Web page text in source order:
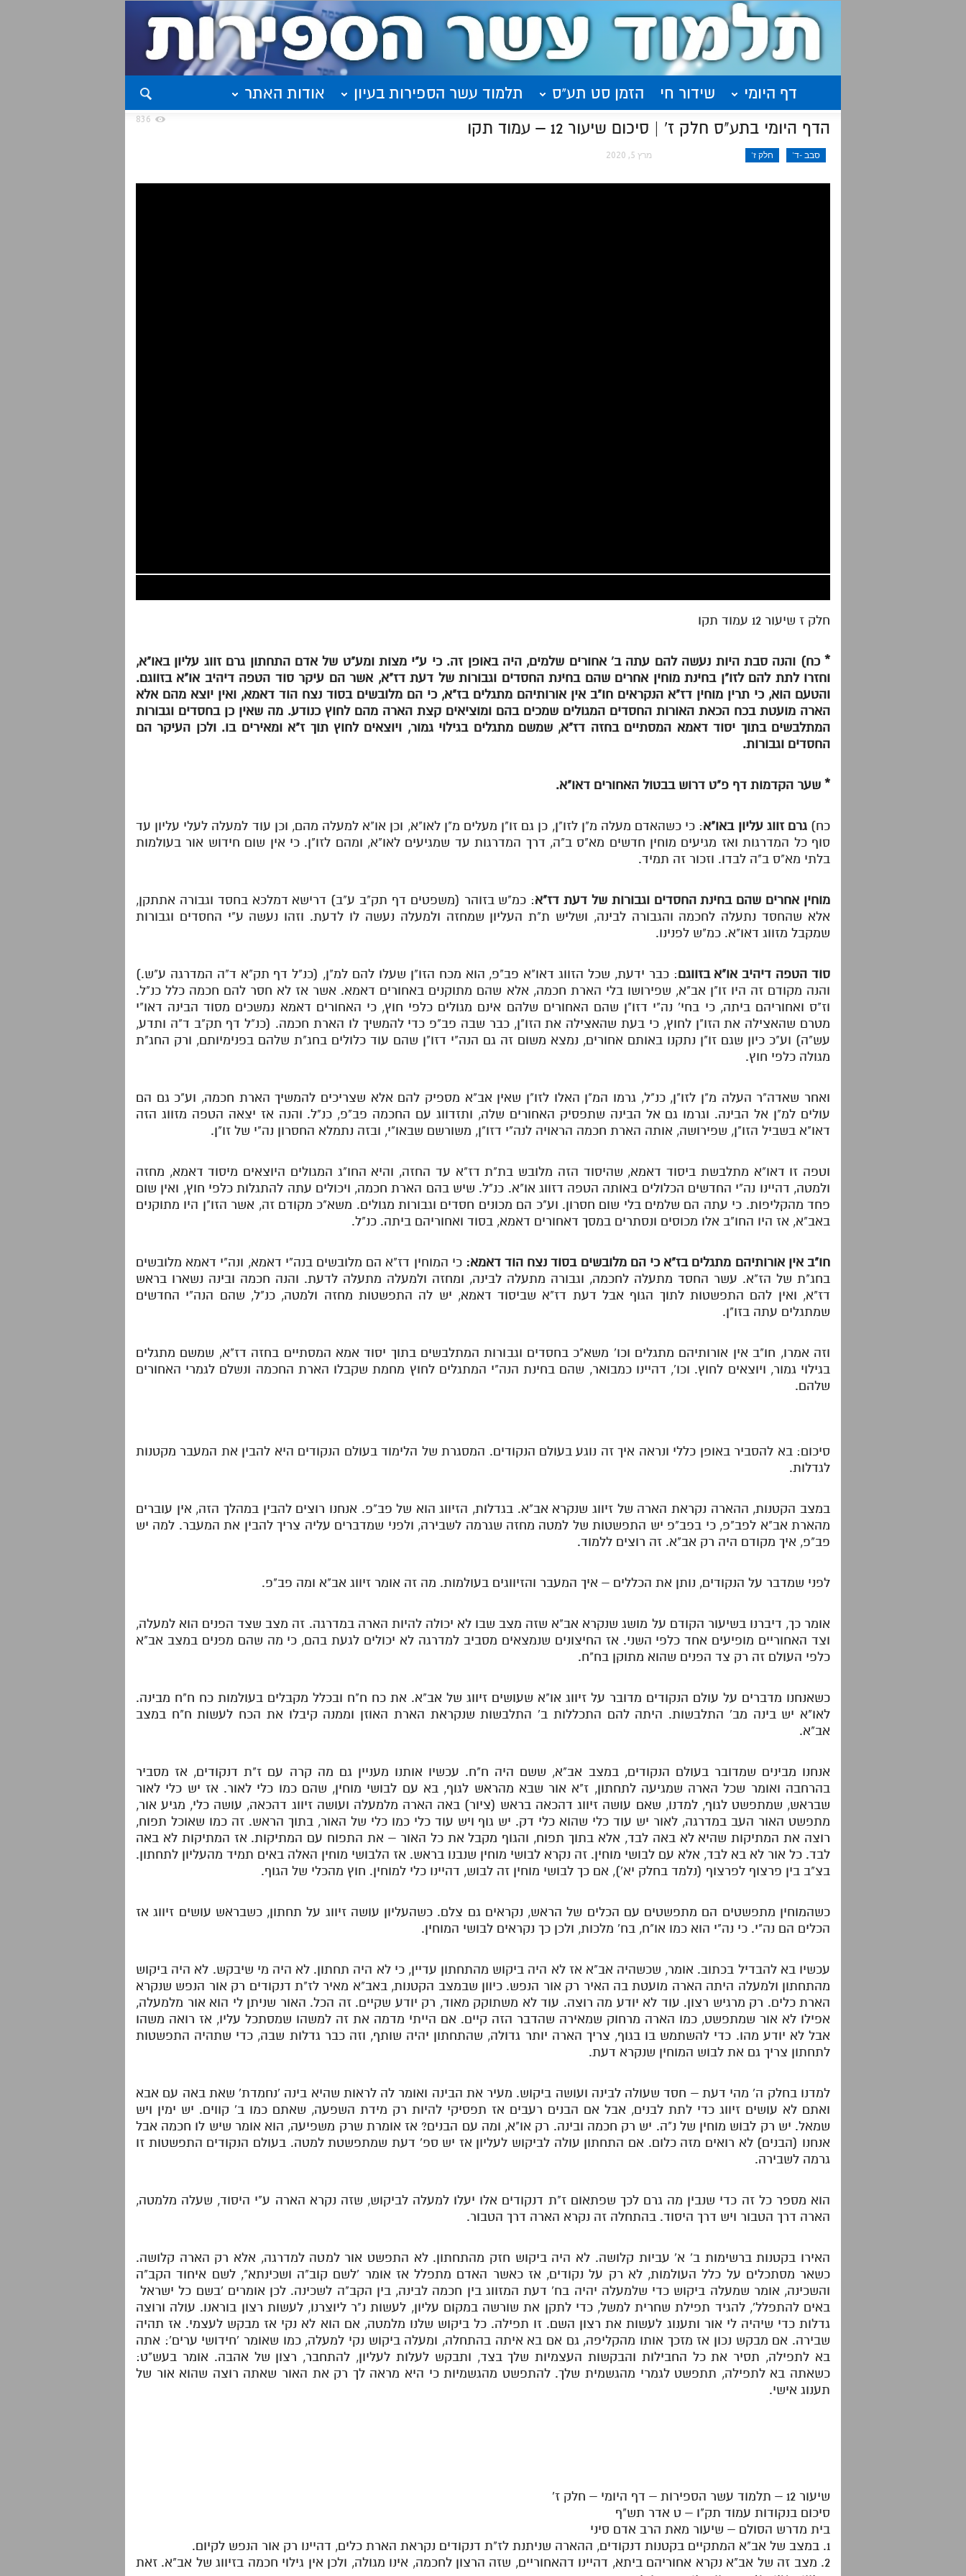
דף היומי שידור חי הזמן סט תע"ס תלמוד עשר הספירות בעיון אודות האתר
הדף היומי בתע"ס חלק ז' | סיכום שיעור 12 – עמוד תקו
סבב -ד' חלק ז' מרץ 5, 2020
836
חלק ז שיעור 12 עמוד תקו
* כח) והנה סבת היות נעשה להם עתה ב' אחורים שלמים, היה באופן זה. כי ע"י מצות ומע"ט של אדם התחתון גרם זווג עליון באו"א,
וחזרו לתת להם לזו"ן בחינת מוחין אחרים שהם בחינת החסדים וגבורות של דעת דז"א, אשר הם עיקר סוד הטפה דיהיב או"א בזווגם.
והטעם הוא, כי תרין מוחין דז"א הנקראים חו"ב אין אורותיהם מתגלים בז"א, כי הם מלובשים בסוד נצח הוד דאמא, ואין יוצא מהם אלא
הארה מועטת בכח הכאת האורות החסדים המגולים שמכים בהם ומוציאים קצת הארה מהם לחוץ כנודע. מה שאין כן בחסדים וגבורות
המתלבשים בתוך יסוד דאמא המסתיים בחזה דז"א, שמשם מתגלים בגילוי גמור, ויוצאים לחוץ תוך ז"א ומאירים בו. ולכן העיקר הם
החסדים וגבורות.
* שער הקדמות דף פ"ט דרוש בבטול האחורים דאו"א.
כח)גרם זווג עליון באו"א: כי כשהאדם מעלה מ"ן לזו"ן, כן גם זו"ן מעלים מ"ן לאו"א, וכן או"א למעלה מהם, וכן עוד למעלה לעלי עליון עד
סוף כל המדרגות ואז מגיעים מוחין חדשים מא"ס ב"ה, דרך המדרגות עד שמגיעים לאו"א, ומהם לזו"ן. כי אין שום חידוש אור בעולמות
בלתי מא"ס ב"ה לבדו. וזכור זה תמיד.
מוחין אחרים שהם בחינת החסדים וגבורות של דעת דז"א: כמ"ש בזוהר (משפטים דף תק"ב ע"ב) דרישא דמלכא בחסד וגבורה אתתקן,
אלא שהחסד נתעלה לחכמה והגבורה לבינה, ושליש ת"ת העליון שמחזה ולמעלה נעשה לו לדעת. וזהו נעשה ע"י החסדים וגבורות
שמקבל מזווג דאו"א. כמ"ש לפנינו.
סוד הטפה דיהיב או"א בזווגם: כבר ידעת, שכל הזווג דאו"א פב"פ, הוא מכח הזו"ן שעלו להם למ"ן, (כנ"ל דף תק"א ד"ה המדרגה ע"ש.)
והנה מקודם זה היו זו"ן אב"א, שפירושו בלי הארת חכמה, אלא שהם מתוקנים באחורים דאמא. אשר אז לא חסר להם חכמה כלל כנ"ל.
וז"ס ואחוריהם ביתה, כי בחי' נה"י דזו"ן שהם האחורים שלהם אינם מגולים כלפי חוץ, כי האחורים דאמא נמשכים מסוד הבינה דאו"י
מטרם שהאצילה את הזו"ן לחוץ, כי בעת שהאצילה את הזו"ן, כבר שבה פב"פ כדי להמשיך לו הארת חכמה. (כנ"ל דף תק"ב ד"ה ותדע,
עש"ה) וע"כ כיון שגם זו"ן נתקנו באותם אחורים, נמצא משום זה גם הנה"י דזו"ן שהם עוד כלולים בחג"ת שלהם בפנימיותם, ורק החג"ת
מגולה כלפי חוץ.
ואחר שאדה"ר העלה מ"ן לזו"ן, כנ"ל, גרמו המ"ן האלו לזו"ן שאין אב"א מספיק להם אלא שצריכים להמשיך הארת חכמה, וע"כ גם הם
עולים למ"ן אל הבינה. וגרמו גם אל הבינה שתפסיק האחורים שלה, ותזדווג עם החכמה פב"פ, כנ"ל. והנה אז יצאה הטפה מזווג הזה
דאו"א בשביל הזו"ן, שפירושה, אותה הארת חכמה הראויה לנה"י דזו"ן, משורשם שבאו"י, ובזה נתמלא החסרון נה"י של זו"ן.
וטפה זו דאו"א מתלבשת ביסוד דאמא, שהיסוד הזה מלובש בת"ת דז"א עד החזה, והיא החו"ג המגולים היוצאים מיסוד דאמא, מחזה
ולמטה, דהיינו נה"י החדשים הכלולים באותה הטפה דזווג או"א. כנ"ל. שיש בהם הארת חכמה, ויכולים עתה להתגלות כלפי חוץ, ואין שום
פחד מהקליפות. כי עתה הם שלמים בלי שום חסרון. וע"כ הם מכונים חסדים וגבורות מגולים. משא"כ מקודם זה, אשר הזו"ן היו מתוקנים
באב"א, אז היו החו"ב אלו מכוסים ונסתרים במסך דאחורים דאמא, בסוד ואחוריהם ביתה. כנ"ל.
חו"ב אין אורותיהם מתגלים בז"א כי הם מלובשים בסוד נצח הוד דאמא: כי המוחין דז"א הם מלובשים בנה"י דאמא, ונה"י דאמא מלובשים
בחג"ת של הז"א. עשר החסד מתעלה לחכמה, וגבורה מתעלה לבינה, ומחזה ולמעלה מתעלה לדעת. והנה חכמה ובינה נשארו בראש
דז"א, ואין להם התפשטות לתוך הגוף אבל דעת דז"א שביסוד דאמא, יש לה התפשטות מחזה ולמטה, כנ"ל, שהם הנה"י החדשים
שמתגלים עתה בזו"ן.
וזה אמרו, חו"ב אין אורותיהם מתגלים וכו' משא"כ בחסדים וגבורות המתלבשים בתוך יסוד אמא המסתיים בחזה דז"א, שמשם מתגלים
בגילוי גמור, ויוצאים לחוץ. וכו', דהיינו כמבואר, שהם בחינת הנה"י המתגלים לחוץ מחמת שקבלו הארת החכמה ונשלם לגמרי האחורים
שלהם.
סיכום: בא להסביר באופן כללי ונראה איך זה נוגע בעולם הנקודים. המסגרת של הלימוד בעולם הנקודים היא להבין את המעבר מקטנות
לגדלות.
במצב הקטנות, ההארה נקראת הארה של זיווג שנקרא אב"א. בגדלות, הזיווג הוא של פב"פ. אנחנו רוצים להבין במהלך הזה, אין עוברים
מהארת אב"א לפב"פ, כי בפב"פ יש התפשטות של למטה מחזה שגרמה לשבירה, ולפני שמדברים עליה צריך להבין את המעבר. למה יש
פב"פ, איך מקודם היה רק אב"א. זה רוצים ללמוד.
לפני שמדבר על הנקודים, נותן את הכללים – איך המעבר והזיווגים בעולמות. מה זה אומר זיווג אב"א ומה פב"פ.
אומר כך, דיברנו בשיעור הקודם על מושג שנקרא אב"א שזה מצב שבו לא יכולה להיות הארה במדרגה. זה מצב שצד הפנים הוא למעלה,
וצד האחוריים מופיעים אחד כלפי השני. אז החיצונים שנמצאים מסביב למדרגה לא יכולים לגעת בהם, כי מה שהם מפנים במצב אב"א
כלפי העולם זה רק צד הפנים שהוא מתוקן בח"ח.
כשאנחנו מדברים על עולם הנקודים מדובר על זיווג או"א שעושים זיווג של אב"א. את כח ח"ח ובכלל מקבלים בעולמות כח ח"ח מבינה.
לאו"א יש בינה מב' התלבשות. היתה להם התכללות ב' התלבשות שנקראת הארת האוזן וממנה קיבלו את הכח לעשות ח"ח במצב
אב"א.
אנחנו מבינים שמדובר בעולם הנקודים, במצב אב"א, ששם היה ח"ח. עכשיו אותנו מעניין גם מה קרה עם ז"ת דנקודים, אז מסביר
בהרחבה ואומר שכל הארה שמגיעה לתחתון, ז"א אור שבא מהראש לגוף, בא עם לבושי מוחין, שהם כמו כלי לאור. אז יש כלי לאור
שבראש, שמתפשט לגוף, למדנו, שאם עושה זיווג דהכאה בראש (ציור) באה הארה מלמעלה ועושה זיווג דהכאה, עושה כלי, מגיע אור,
מתפשט האור העב במדרגה, לאור יש עוד כלי שהוא כלי דק. יש גוף ויש עוד כלי כמו כלי של האור, בתוך הראש. זה כמו שאוכל תפוח,
רוצה את המתיקות שהיא לא באה לבד, אלא בתוך תפוח, והגוף מקבל את כל האור – את התפוח עם המתיקות. אז המתיקות לא באה
לבד. כל אור לא בא לבד, אלא עם לבושי מוחין. זה נקרא לבושי מוחין שנבנו בראש. אז הלבושי מוחין האלה באים תמיד מהעליון לתחתון.
בצ"ב בין פרצוף לפרצוף (נלמד בחלק יא'), אם כך לבושי מוחין זה לבוש, דהיינו כלי למוחין. חוץ מהכלי של הגוף.
כשהמוחין מתפשטים הם מתפשטים עם הכלים של הראש, נקראים גם צלם. כשהעליון עושה זיווג על תחתון, כשבראש עושים זיווג אז
הכלים הם נה"י. כי נה"י הוא כמו או"ח, בח' מלכות, ולכן כך נקראים לבושי המוחין.
עכשיו בא להבדיל בכתוב. אומר, שכשהיה אב"א אז לא היה ביקוש מהתחתון עדיין, כי לא היה תחתון. לא היה מי שיבקש. לא היה ביקוש
מהתחתון ולמעלה היתה הארה מועטת בה האיר רק אור הנפש. כיוון שבמצב הקטנות, באב"א מאיר לז"ת דנקודים רק אור הנפש שנקרא
הארת כלים. רק מרגיש רצון. עוד לא יודע מה רוצה. עוד לא משתוקק מאוד, רק יודע שקיים. זה הכל. האור שניתן לי הוא אור מלמעלה,
אפילו לא אור שמתפשט, כמו הארה מרחוק שמאירה שהדבר הזה קיים. אם הייתי מדמה את זה למשהו שמסתכל עליו, אז רואה משהו
אבל לא יודע מהו. כדי להשתמש בו בגוף, צריך הארה יותר גדולה, שהתחתון יהיה שותף, וזה כבר גדלות שבה, כדי שתהיה התפשטות
לתחתון צריך גם את לבוש המוחין שנקרא דעת.
למדנו בחלק ה' מהי דעת – חסד שעולה לבינה ועושה ביקוש. מעיר את הבינה ואומר לה לראות שהיא בינה 'נחמדת' שאת באה עם אבא
ואתם לא עושים זיווג כדי לתת לבנים, אבל אם הבנים רעבים אז תפסיקי להיות רק מידת השפעה, שאתם כמו ב' קווים. יש ימין ויש
שמאל. יש רק לבוש מוחין של נ"ה. יש רק חכמה ובינה. רק או"א, ומה עם הבנים? אז אומרת שרק משפיעה, הוא אומר שיש לו חכמה אבל
אנחנו (הבנים) לא רואים מזה כלום. אם התחתון עולה לביקוש לעליון אז יש ספ' דעת שמתפשטת למטה. בעולם הנקודים התפשטות זו
גרמה לשבירה.
הוא מספר כל זה כדי שנבין מה גרם לכך שפתאום ז"ת דנקודים אלו יעלו למעלה לביקוש, שזה נקרא הארה ע"י היסוד, שעלה מלמטה,
הארה דרך הטבור ויש דרך היסוד. בהתחלה זה נקרא הארה דרך הטבור.
האירו בקטנות ברשימות ב' א' עביות קלושה. לא היה ביקוש חזק מהתחתון. לא התפשט אור למטה למדרגה, אלא רק הארה קלושה.
כשאר מסתכלים על כלל העולמות, לא רק על נקודים, אז כאשר האדם מתפלל אז אומר 'לשם קוב"ה ושכינתא", לשם איחוד הקב"ה
והשכינה, אומר שמעלה ביקוש כדי שלמעלה יהיה בח' דעת המזווג בין חכמה לבינה, בין הקב"ה לשכינה. לכן אומרים 'בשם כל ישראל
באים להתפלל', להגיד תפילת שחרית למשל, כדי לתקן את שורשה במקום עליון, לעשות נ"ר ליוצרנו, לעשות רצון בוראנו. עולה ורוצה
גדלות כדי שיהיה לי אור ותענוג לעשות את רצון השם. זו תפילה. כל ביקוש שלנו מלמטה, אם הוא לא נקי אז מבקש לעצמי. אז תהיה
שבירה. אם מבקש נכון אז מזכך אותו מהקליפה, גם אם בא איתה בהתחלה, ומעלה ביקוש נקי למעלה, כמו שאומר 'חידושי ערים': אתה
בא לתפילה, תסיר את כל החבילות והבקשות העצמיות שלך בצד, ותבקש לעלות לעליון, להתחבר, רצון של אהבה. אומר בעש"ט:
כשאתה בא לתפילה, תתפשט לגמרי מהגשמית שלך. להתפשט מהגשמיות כי היא מראה לך רק את האור שאתה רוצה שהוא אור של
תענוג אישי.
שיעור 12 – תלמוד עשר הספירות – דף היומי – חלק ז'
סיכום בנקודות עמוד תק"ו – ט אדר תש"ף
בית מדרש הסולם – שיעור מאת הרב אדם סיני
1. במצב של אב"א המתקיים בקטנות דנקודים, ההארה שניתנת לז"ת דנקודים נקראת הארת כלים, דהיינו רק אור הנפש לקיום.
2. מצב זה של אב"א נקרא אחוריהם ביתא, דהיינו דהאחוריים, שזה הרצון לחכמה, אינו מגולה, ולכן אין גילוי חכמה בזיווג של אב"א. זאת